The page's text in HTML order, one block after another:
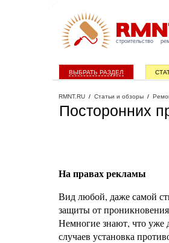
строительство
ВЫБРАТЬ РАЗДЕЛ
RMNT.RU / Статьи и обзоры /
Посторонних
На правах рекламы
Вид любой, даже самой
защиты от
Немногие знают, что уже
случаев установка